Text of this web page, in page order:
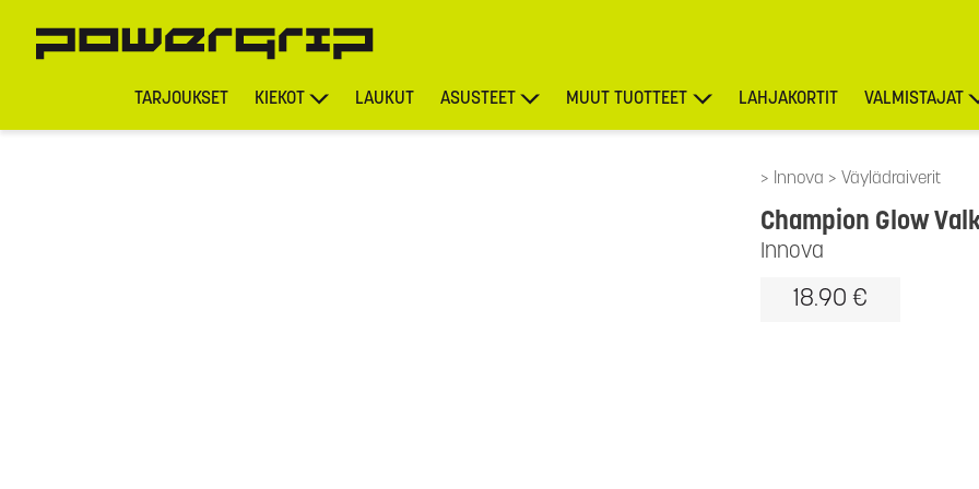
TARJOUKSET KIEKOT LAUKUT ASUSTEET MUUT TUOTTEET LAHJAKORTIT VALMISTAJAT
Innova Väylädraiverit
Innova
Champion Glow
18.90 €